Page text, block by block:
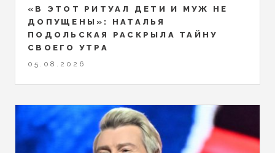
«В ЭТОТ РИТУАЛ ДЕТИ И МУЖ НЕ
ДОПУЩЕНЫ»: НАТАЛЬЯ
ПОДОЛЬСКАЯ РАСКРЫЛА ТАЙНУ
СВОЕГО УТРА
05.08.2026